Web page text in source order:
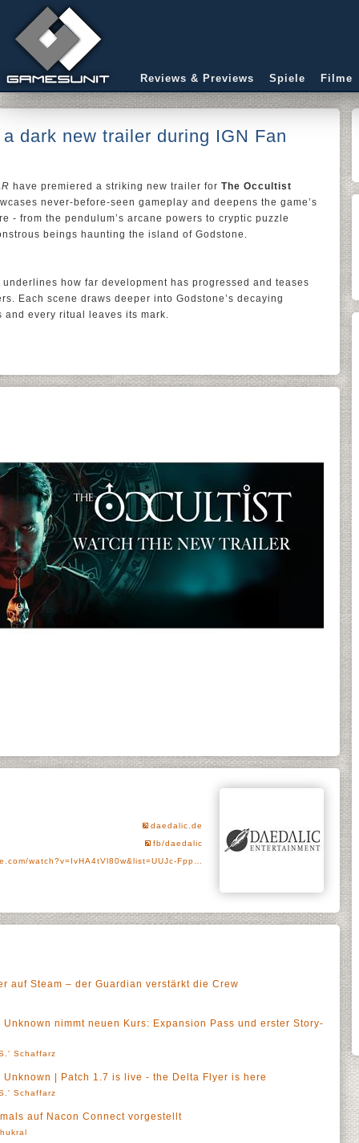
Reviews & Previews Spiele Filme
dark new trailer during IGN Fan
have premiered a striking new trailer for The Occultist
never-before-seen gameplay and deepens the game’s
- from the pendulum’s arcane powers to cryptic puzzle
beings haunting the island of Godstone.
how far development has progressed and teases
Each scene draws deeper into Godstone’s decaying
every ritual leaves its mark.
daedalic.de
fb/daedalic
watch?v=IvHA4tVl80w&list=UUJc-Fpp…
auf Steam – der Guardian verstärkt die Crew
nimmt neuen Kurs: Expansion Pass und erster Story-
Schaffarz
Unknown | Patch 1.7 is live - the Delta Flyer is here
Schaffarz
auf Nacon Connect vorgestellt